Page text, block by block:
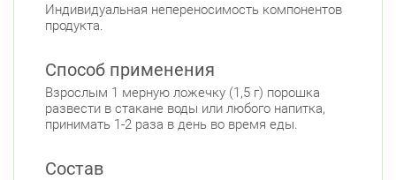
Индивидуальная непереносимость компонентов
продукта.
Способ применения
Взрослым 1 мерную ложечку (1,5 г) порошка
развести в стакане воды или любого напитка,
принимать 1-2 раза в день во время еды.
Состав